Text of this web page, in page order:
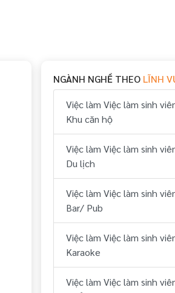
NGÀNH NGHỀ THEO LĨNH
Việc làm Việc làm sinh
Khu căn hộ
Việc làm Việc làm sinh
Du lịch
Việc làm Việc làm sinh
Bar/ Pub
Việc làm Việc làm sinh
Karaoke
Việc làm Việc làm sinh